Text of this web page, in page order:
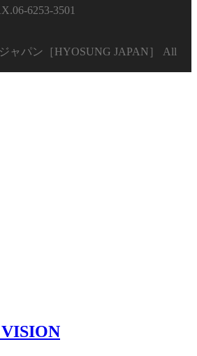
6253-3501
ャパン［HYOSUNG JAPAN］ All